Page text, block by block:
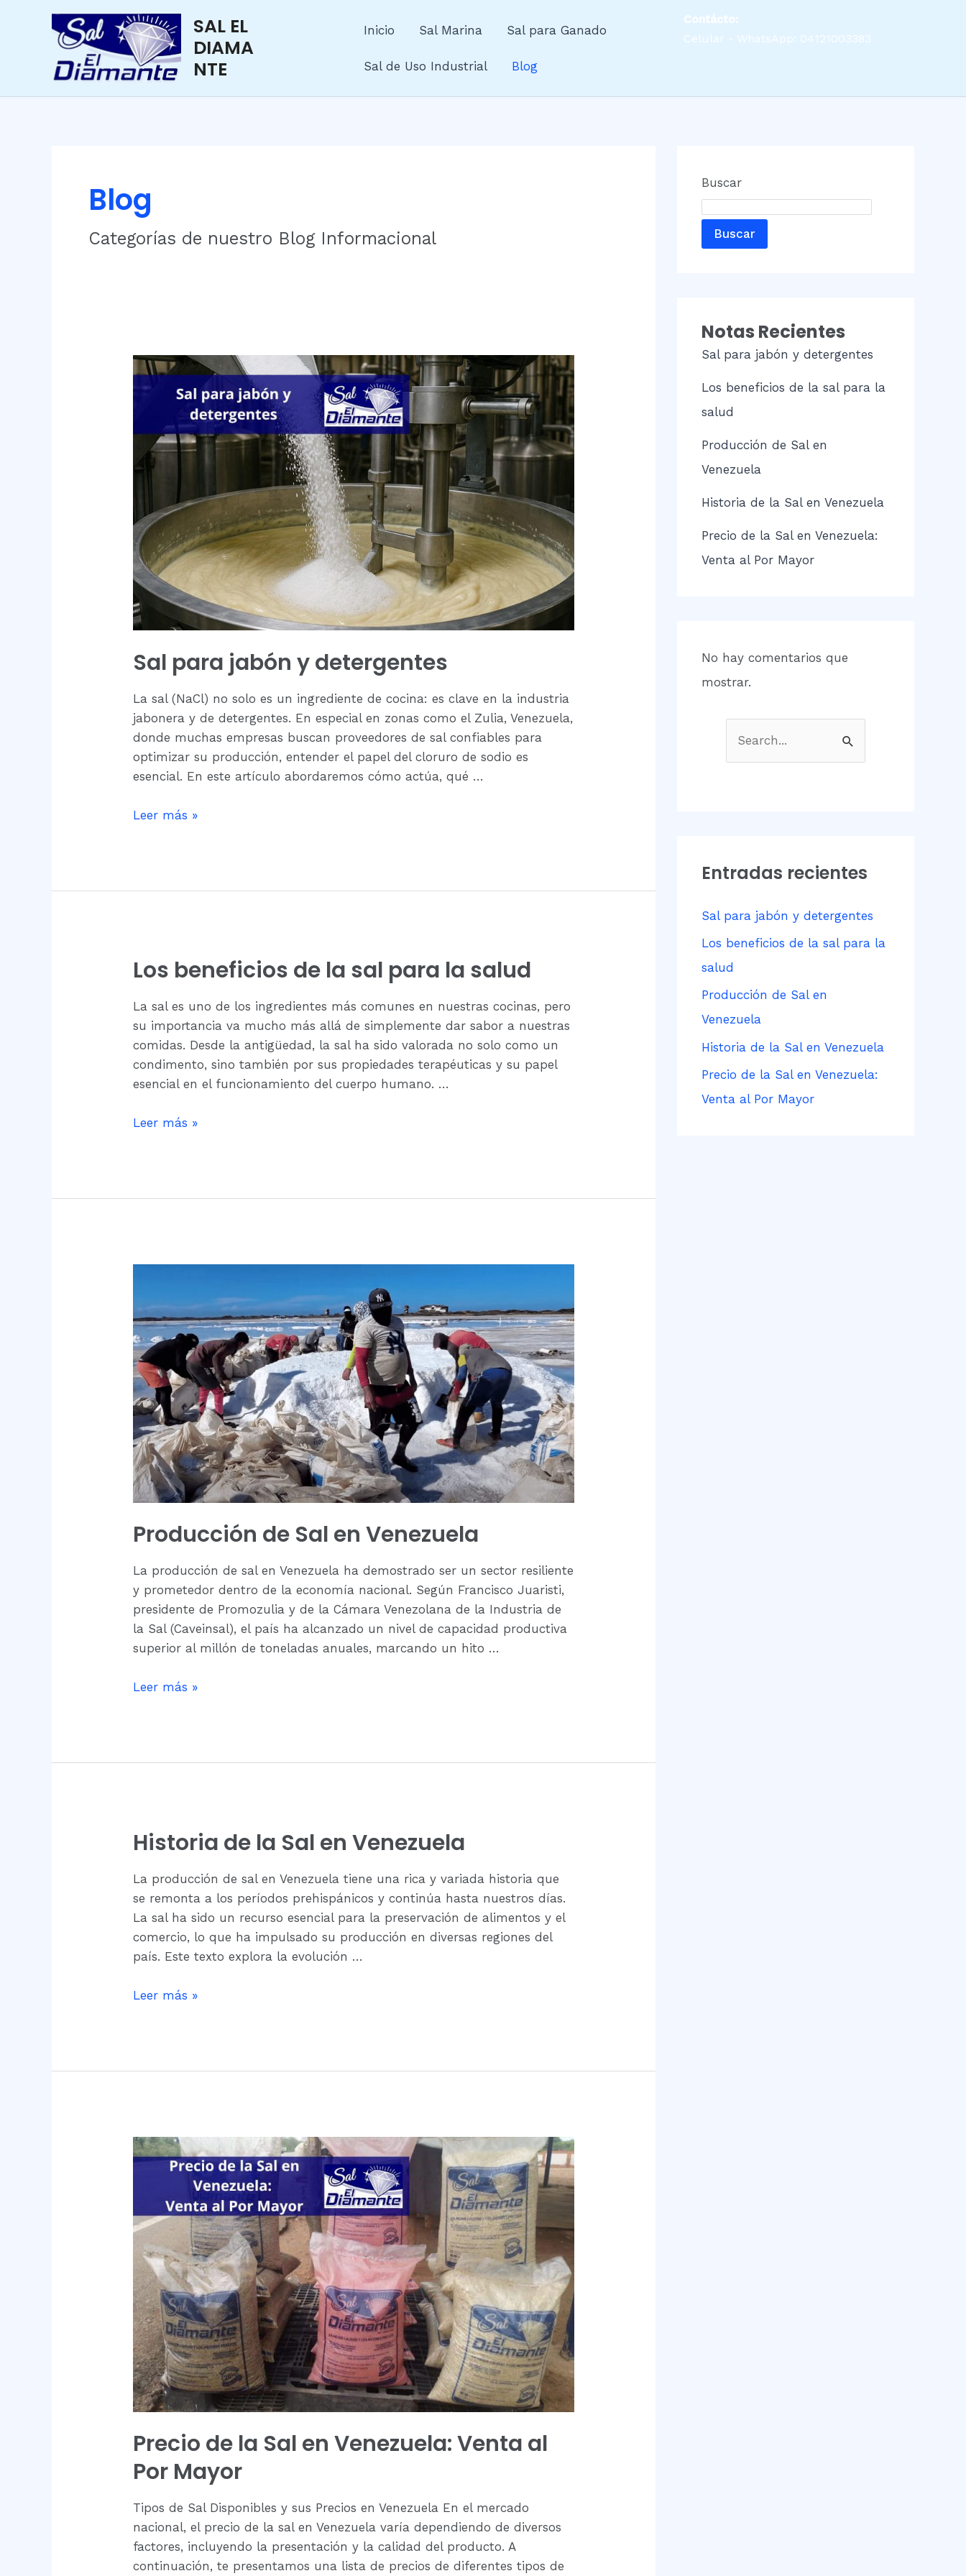
contenido
SAL EL
DIAMA
NTE
Inicio Sal Marina Sal para Ganado
Sal de Uso Industrial Blog
Contácto:
Celular - WhatsApp: 04121003383
Blog
Categorías de nuestro Blog Informacional
Sal para jabón y detergentes
La sal (NaCl) no solo es un ingrediente de cocina: es clave en la industria
jabonera y de detergentes. En especial en zonas como el Zulia, Venezuela,
donde muchas empresas buscan proveedores de sal confiables para
optimizar su producción, entender el papel del cloruro de sodio es
esencial. En este artículo abordaremos cómo actúa, qué …
Sal
para
detergentes
Leer más »
Los beneficios de la sal para la salud
La sal es uno de los ingredientes más comunes en nuestras cocinas, pero
su importancia va mucho más allá de simplemente dar sabor a nuestras
comidas. Desde la antigüedad, la sal ha sido valorada no solo como un
condimento, sino también por sus propiedades terapéuticas y su papel
esencial en el funcionamiento del cuerpo humano. …
Los
de
la
sal
para
la
Leer más »
Producción de Sal en Venezuela
La producción de sal en Venezuela ha demostrado ser un sector resiliente
y prometedor dentro de la economía nacional. Según Francisco Juaristi,
presidente de Promozulia y de la Cámara Venezolana de la Industria de
la Sal (Caveinsal), el país ha alcanzado un nivel de capacidad productiva
superior al millón de toneladas anuales, marcando un hito …
Sal
en
Venezuela
Leer más »
Historia de la Sal en Venezuela
La producción de sal en Venezuela tiene una rica y variada historia que
se remonta a los períodos prehispánicos y continúa hasta nuestros días.
La sal ha sido un recurso esencial para la preservación de alimentos y el
comercio, lo que ha impulsado su producción en diversas regiones del
país. Este texto explora la evolución …
Historia
la
Sal
en
Venezuela
Leer más »
Precio de la Sal en Venezuela: Venta al
Por Mayor
Tipos de Sal Disponibles y sus Precios en Venezuela En el mercado
nacional, el precio de la sal en Venezuela varía dependiendo de diversos
factores, incluyendo la presentación y la calidad del producto. A
continuación, te presentamos una lista de precios de diferentes tipos de
Precio
de
en
Venezuela:
Venta
al
Por
Mayor
Buscar
Buscar
Notas Recientes
Sal para jabón y detergentes
Los beneficios de la sal para la
salud
Producción de Sal en
Venezuela
Historia de la Sal en Venezuela
Precio de la Sal en Venezuela:
Venta al Por Mayor
No hay comentarios que
mostrar.
r
o
r
:
Entradas recientes
Sal para jabón y detergentes
Los beneficios de la sal para la
salud
Producción de Sal en
Venezuela
Historia de la Sal en Venezuela
Precio de la Sal en Venezuela:
Venta al Por Mayor